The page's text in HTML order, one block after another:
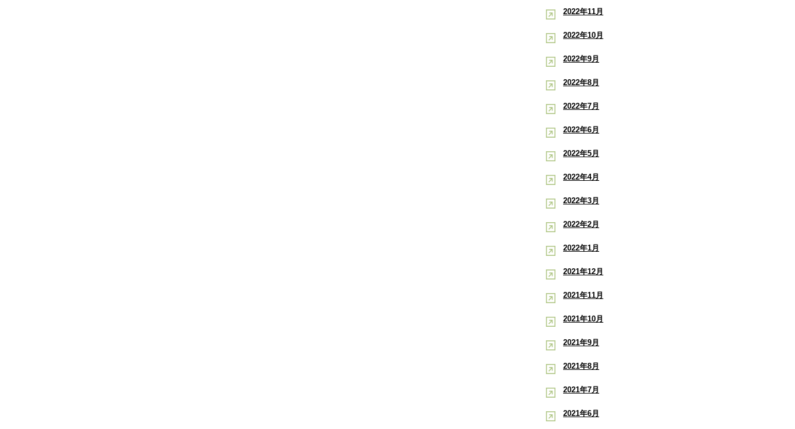
2022年11月
2022年10月
2022年9月
2022年8月
2022年7月
2022年6月
2022年5月
2022年4月
2022年3月
2022年2月
2022年1月
2021年12月
2021年11月
2021年10月
2021年9月
2021年8月
2021年7月
2021年6月